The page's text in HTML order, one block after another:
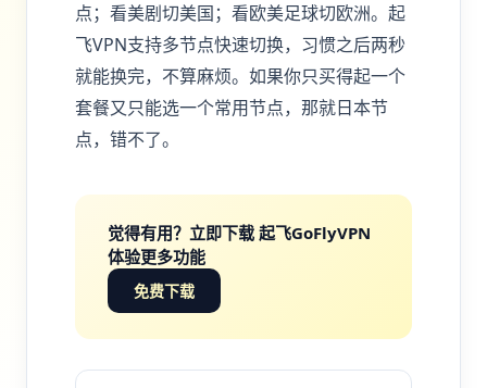
点；看美剧切美国；看欧美足球切欧洲。起
飞VPN支持多节点快速切换，习惯之后两秒
就能换完，不算麻烦。如果你只买得起一个
套餐又只能选一个常用节点，那就日本节
点，错不了。
觉得有用？立即下载 起飞GoFlyVPN
体验更多功能
免费下载